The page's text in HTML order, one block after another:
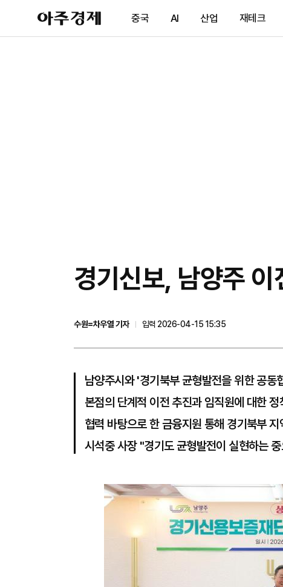
아
주
제
중국 AI 산업 재테크
경기신보, 남양주
수원=차우열 기자
입력 2026-04-15 15:35
남양주시와 '경기북부 균형발전을 위한 공동
본점의 단계적 이전 추진과 임직원에 대한 정
협력 바탕으로 한 금융지원 통해 경기북부
시석중 사장 "경기도 균형발전이 실현하는